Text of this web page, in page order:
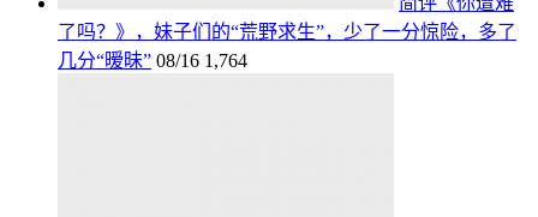
了吗？》，妹子们的“荒野求生”，少了一分惊险，多了
几分“暧昧” 08/16 1,764